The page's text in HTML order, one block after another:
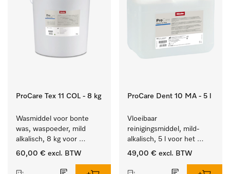
ProCare Tex 11 COL - 8 kg
Wasmiddel voor bonte
was, waspoeder, mild
alkalisch, 8 kg voor
behoud van kleur en
was.
60,00 € excl. BTW
ProCare Dent 10 MA - 5 l
Vloeibaar
reinigingsmiddel, mild-
alkalisch, 5 l voor het
machinaal behandelen
transmissie-instrumenten.
49,00 € excl. BTW